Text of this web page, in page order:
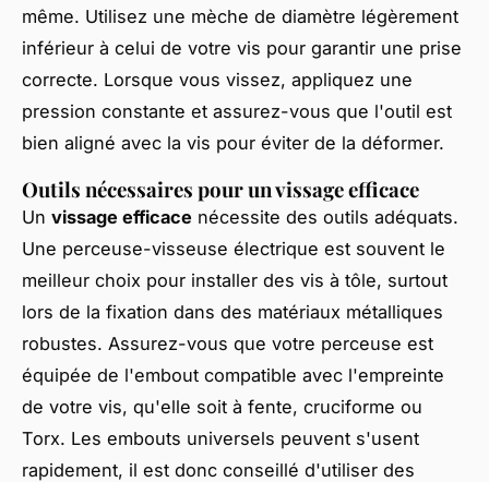
même. Utilisez une mèche de diamètre légèrement
inférieur à celui de votre vis pour garantir une prise
correcte. Lorsque vous vissez, appliquez une
pression constante et assurez-vous que l'outil est
bien aligné avec la vis pour éviter de la déformer.
Outils nécessaires pour un vissage efficace
Un vissage efficace nécessite des outils adéquats.
Une perceuse-visseuse électrique est souvent le
meilleur choix pour installer des vis à tôle, surtout
lors de la fixation dans des matériaux métalliques
robustes. Assurez-vous que votre perceuse est
équipée de l'embout compatible avec l'empreinte
de votre vis, qu'elle soit à fente, cruciforme ou
Torx. Les embouts universels peuvent s'usent
rapidement, il est donc conseillé d'utiliser des